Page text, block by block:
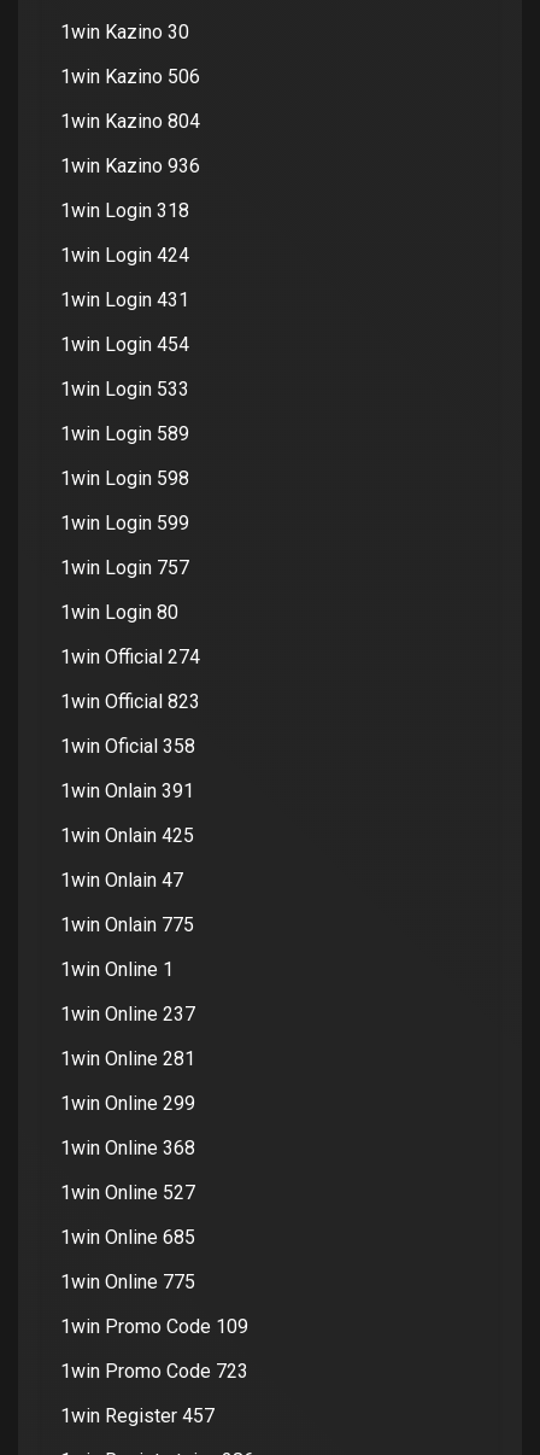
1win Kazino 30
1win Kazino 506
1win Kazino 804
1win Kazino 936
1win Login 318
1win Login 424
1win Login 431
1win Login 454
1win Login 533
1win Login 589
1win Login 598
1win Login 599
1win Login 757
1win Login 80
1win Official 274
1win Official 823
1win Oficial 358
1win Onlain 391
1win Onlain 425
1win Onlain 47
1win Onlain 775
1win Online 1
1win Online 237
1win Online 281
1win Online 299
1win Online 368
1win Online 527
1win Online 685
1win Online 775
1win Promo Code 109
1win Promo Code 723
1win Register 457